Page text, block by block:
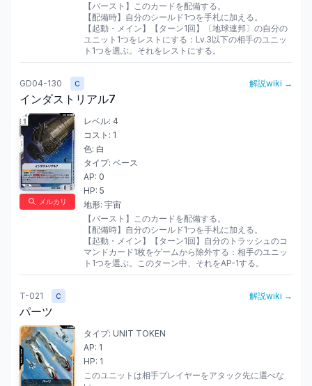
【バースト】このカードを配備する。
【配備時】自分のシールド1つを手札に加える。
【起動・メイン】【ターン1回】〔地球連邦〕の自分の
ユニット1つをレストにする：Lv.3以下の相手のユニッ
ト1つを選ぶ。それをレストにする。
GD04-130 C 解説wiki →
インダストリアル7
メルカリ
レベル: 4
コスト: 1
色: 白
タイプ: ベース
AP: 0
HP: 5
地形: 宇宙
【バースト】このカードを配備する。
【配備時】自分のシールド1つを手札に加える。
【起動・メイン】【ターン1回】自分のトラッシュのコ
マンドカード1枚をゲームから除外する：相手のユニッ
ト1つを選ぶ。このターン中、それをAP-1する。
T-021 C 解説wiki →
パーツ
タイプ: UNIT TOKEN
AP: 1
HP: 1
このユニットは相手プレイヤーをアタック先に選べな